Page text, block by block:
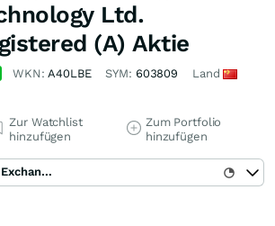
Ltd.
(A) Aktie
WKN:A40LBE SYM: 603809 Land
Zur Watchlist
hinzufügen
Zum Portfolio
hinzufügen
Shanghai Stock Exchange